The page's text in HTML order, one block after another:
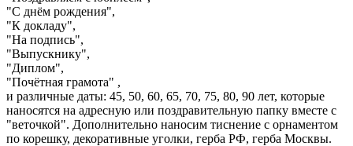
"С днём рождения",
"К докладу",
"На подпись",
"Выпускнику",
"Диплом",
"Почётная грамота" ,
и различные даты: 45, 50, 60, 65, 70, 75, 80, 90 лет, которые
наносятся на адресную или поздравительную папку вместе с
"веточкой". Дополнительно наносим тиснение с орнаментом
по корешку, декоративные уголки, герба РФ, герба Москвы.